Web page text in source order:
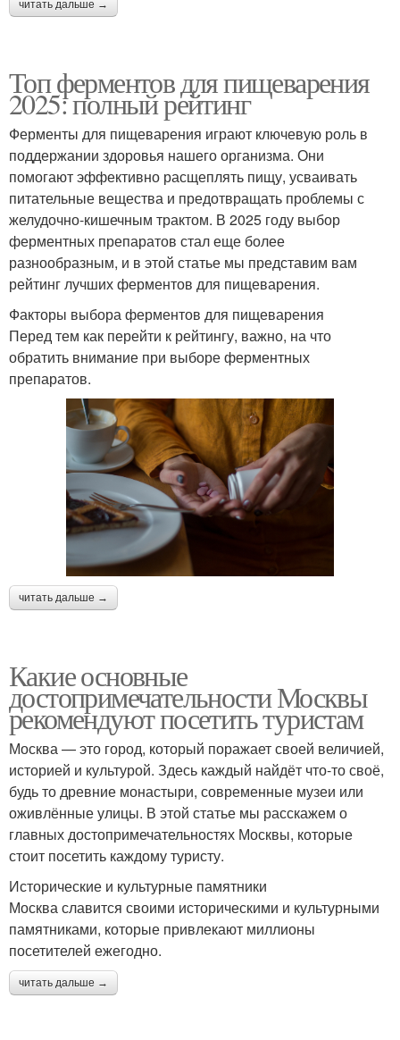
читать дальше →
Топ ферментов для пищеварения
2025: полный рейтинг
Ферменты для пищеварения играют ключевую роль в
поддержании здоровья нашего организма. Они
помогают эффективно расщеплять пищу, усваивать
питательные вещества и предотвращать проблемы с
желудочно-кишечным трактом. В 2025 году выбор
ферментных препаратов стал еще более
разнообразным, и в этой статье мы представим вам
рейтинг лучших ферментов для пищеварения.
Факторы выбора ферментов для пищеварения
Перед тем как перейти к рейтингу, важно, на что
обратить внимание при выборе ферментных
препаратов.
читать дальше →
Какие основные
достопримечательности Москвы
рекомендуют посетить туристам
Москва — это город, который поражает своей величией,
историей и культурой. Здесь каждый найдёт что-то своё,
будь то древние монастыри, современные музеи или
оживлённые улицы. В этой статье мы расскажем о
главных достопримечательностях Москвы, которые
стоит посетить каждому туристу.
Исторические и культурные памятники
Москва славится своими историческими и культурными
памятниками, которые привлекают миллионы
посетителей ежегодно.
читать дальше →